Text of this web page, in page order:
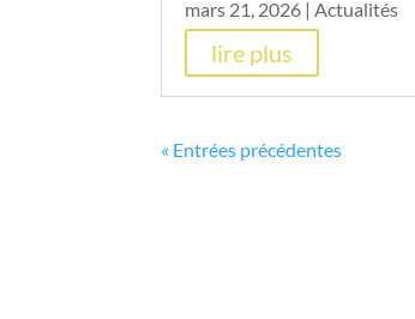
mars 21, 2026 | Actualités
lire plus
« Entrées précédentes